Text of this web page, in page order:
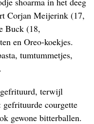
Corjan Meijerink (17,
Buck (18,
en Oreo-koekjes.
tumtummetjes,
terwijl
courgette
gewone bitterballen.